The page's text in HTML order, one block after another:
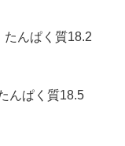
んぱく質18.2
んぱく質18.5